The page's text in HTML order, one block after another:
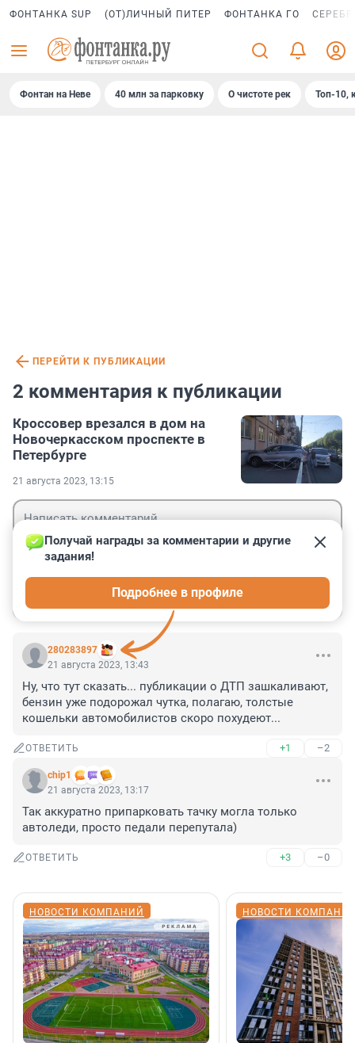
ФОНТАНКА SUP (ОТ)ЛИЧНЫЙ ПИТЕР ФОНТАНКА ГО
Фонтан на Неве 40 млн за парковку О чистоте рек Топ-10,
ПЕРЕЙТИ К ПУБЛИКАЦИИ
2 комментария к публикации
Кроссовер врезался в дом на
Новочеркасском проспекте в
Петербурге
21 августа 2023, 13:15
280283897
Получай награды за комментарии и другие
задания!
Подробнее в профиле
21 августа 2023, 13:43
Ну, что тут сказать... публикации о ДТП зашкаливают,
бензин уже подорожал чутка, полагаю, толстые
кошельки автомобилистов скоро похудеют...
ОТВЕТИТЬ +1 –2
chip1
21 августа 2023, 13:17
Так аккуратно припарковать тачку могла только
автоледи, просто педали перепутала)
ОТВЕТИТЬ +3 –0
НОВОСТИ КОМПАНИЙ НОВОСТИ